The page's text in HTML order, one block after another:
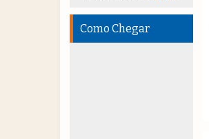
Como Chegar